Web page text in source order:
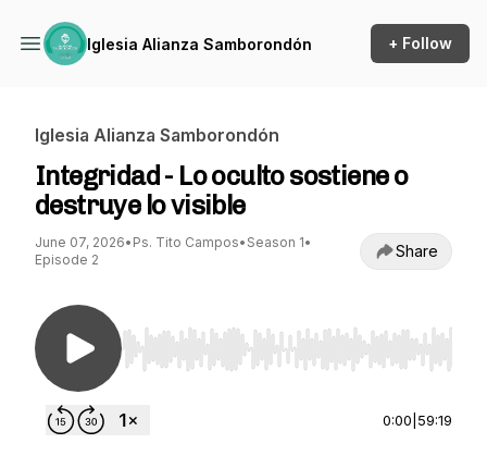
Iglesia Alianza Samborondón + Follow
Iglesia Alianza Samborondón
Integridad - Lo oculto sostiene o
destruye lo visible
June 07, 2026• Ps. Tito Campos• Season 1•
Episode 2
Share
Use Left/Right to seek, Home/End to jump to
0:00 59:19